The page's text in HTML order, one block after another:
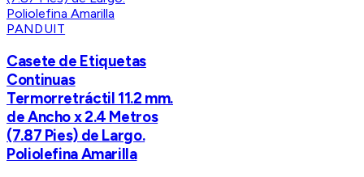
PANDUIT
Casete de Etiquetas
Continuas
Termorretráctil 11.2 mm.
de Ancho x 2.4 Metros
(7.87 Pies) de Largo.
Poliolefina Amarilla